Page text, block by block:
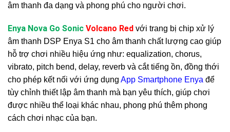
âm thanh đa dạng và phong phú cho người chơi.
Enya Nova Go Sonic Volcano Red với trang bị chip xử lý
âm thanh DSP Enya S1 cho âm thanh chất lượng cao giúp
hỗ trợ chơi nhiều hiệu ứng như: equalization, chorus,
vibrato, pitch bend, delay, reverb và cắt tiếng ồn, đồng thới
cho phép kết nối với ứng dụng App Smartphone Enya để
tùy chỉnh thiết lập âm thanh mà bạn yêu thích, giúp chơi
được nhiều thể loại khác nhau, phong phú thêm phong
cách chơi nhạc của bạn.